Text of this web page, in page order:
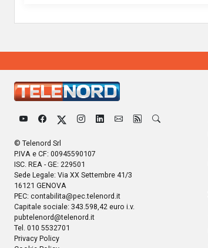
© Telenord Srl
P.IVA e CF: 00945590107
ISC. REA - GE: 229501
Sede Legale: Via XX Settembre 41/3
16121 GENOVA
PEC: contabilita@pec.telenord.it
Capitale sociale: 343.598,42 euro i.v.
pubtelenord@telenord.it
Tel. 010 5532701
Privacy Policy